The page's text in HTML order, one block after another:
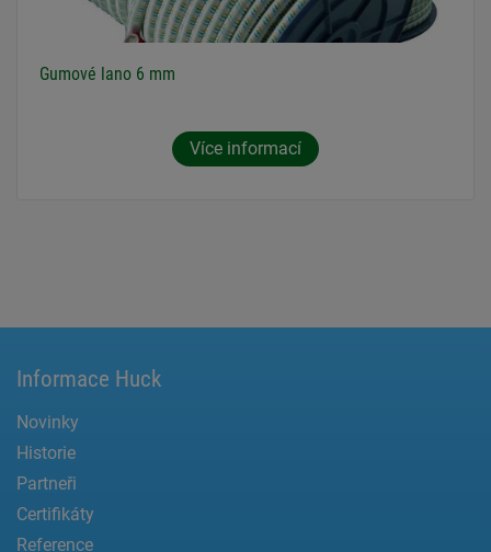
Gumové lano 6 mm
Více informací
Informace Huck
Novinky
Historie
Partneři
Certifikáty
Reference